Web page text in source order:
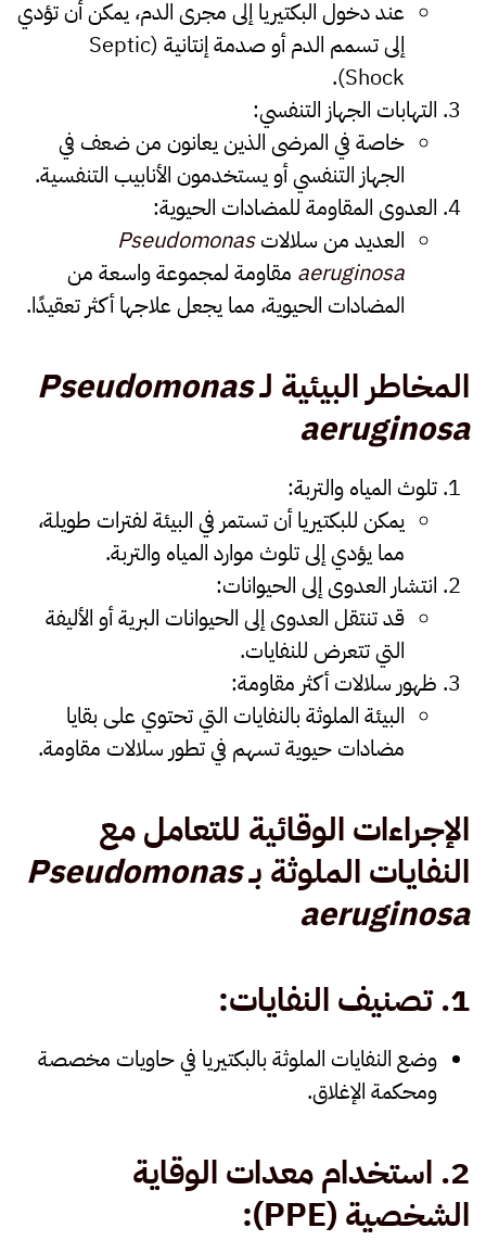
عند دخول البكتيريا إلى مجرى الدم، يمكن أن تؤدي
إلى تسمم الدم أو صدمة إنتانية (Septic
Shock).
التهابات الجهاز التنفسي:
خاصة في المرضى الذين يعانون من ضعف في
الجهاز التنفسي أو يستخدمون الأنابيب التنفسية.
العدوى المقاومة للمضادات الحيوية:
العديد من سلالاتPseudomonas
aeruginosa مقاومة لمجموعة واسعة من
المضادات الحيوية، مما يجعل علاجها أكثر تعقيدًا.
المخاطر البيئية لـPseudomonas
aeruginosa
تلوث المياه والتربة:
يمكن للبكتيريا أن تستمر في البيئة لفترات طويلة،
مما يؤدي إلى تلوث موارد المياه والتربة.
انتشار العدوى إلى الحيوانات:
قد تنتقل العدوى إلى الحيوانات البرية أو الأليفة
التي تتعرض للنفايات.
ظهور سلالات أكثر مقاومة:
البيئة الملوثة بالنفايات التي تحتوي على بقايا
مضادات حيوية تسهم في تطور سلالات مقاومة.
الإجراءات الوقائية للتعامل مع
النفايات الملوثة بـPseudomonas
aeruginosa
1. تصنيف النفايات:
وضع النفايات الملوثة بالبكتيريا في حاويات مخصصة
ومحكمة الإغلاق.
2. استخدام معدات الوقاية
الشخصية (PPE):